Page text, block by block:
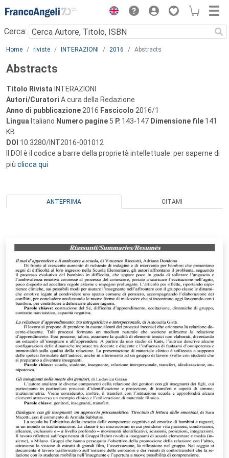
Menu
Cerca:
Main content
Home riviste INTERAZIONI 2016 Abstracts
Abstracts
Titolo Rivista INTERAZIONI
Autori/Curatori A cura della Redazione
Anno di pubblicazione 2016 Fascicolo 2016/1
Lingua Italiano Numero pagine 5 P. 143-147 Dimensione file 141
KB
DOI 10.3280/INT2016-001012
Il DOI è il codice a barre della proprietà intellettuale: per saperne di
più clicca qui
ANTEPRIMA CITAMI